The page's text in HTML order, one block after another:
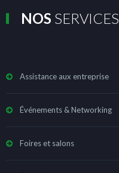
NOS SERVICES
Assistance aux entreprise
Événements & Networking
Foires et salons